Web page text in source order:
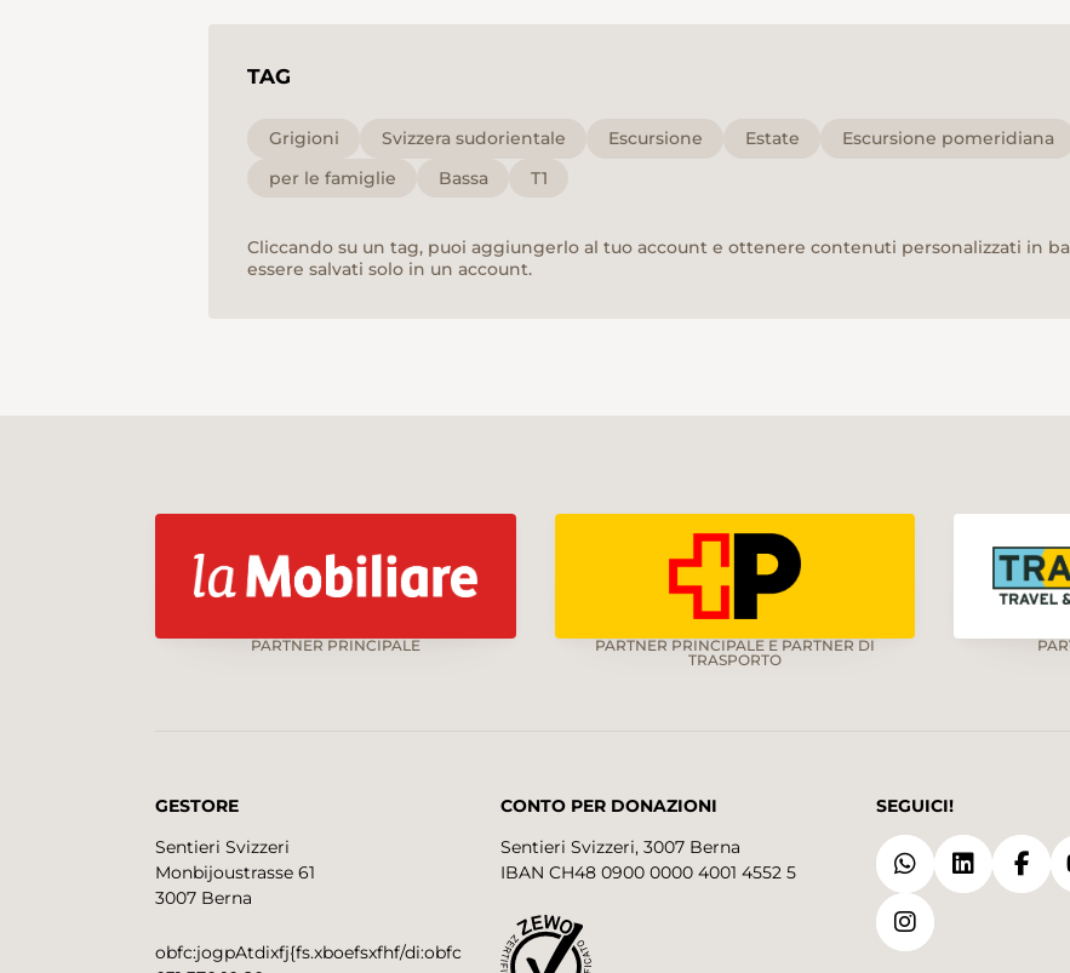
TAG
Grigioni Svizzera sudorientale Escursione Estate Escursione pomeridiana
per le famiglie
Bassa T1
Cliccando su un tag, puoi aggiungerlo al tuo account e ottenere contenuti personalizzati in
essere salvati solo in un account.
PARTNER PRINCIPALE
PARTNER PRINCIPALE E PARTNER DI
TRASPORTO
GESTORE
Sentieri Svizzeri
Monbijoustrasse 61
3007 Berna
obfc:jogpAtdixfj{fs.xboefsxfhf/di:obfc
CONTO PER DONAZIONI
Sentieri Svizzeri, 3007 Berna
IBAN CH48 0900 0000 4001 4552 5
SEGUICI!